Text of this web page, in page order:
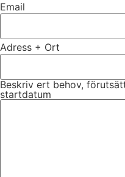
Email
Adress + Ort
Beskriv ert behov,
startdatum